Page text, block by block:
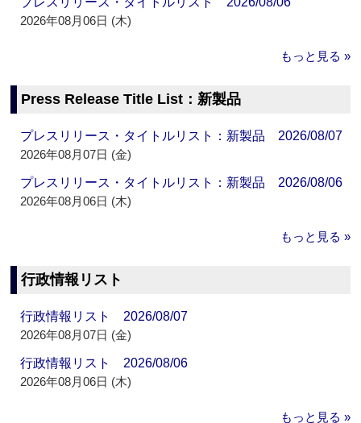
2026年08月06日 (木)
もっと見る »
Press Release Title List：新製品
プレスリリース・タイトルリスト：新製品 2026/08/07
2026年08月07日 (金)
プレスリリース・タイトルリスト：新製品 2026/08/06
2026年08月06日 (木)
もっと見る »
行政情報リスト
行政情報リスト 2026/08/07
2026年08月07日 (金)
行政情報リスト 2026/08/06
2026年08月06日 (木)
もっと見る »